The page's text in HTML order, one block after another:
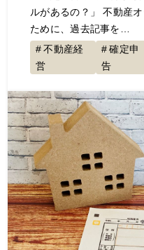
ルがあるの？」 不動産
ために、過去記事を…
不動産経
営
確定申
告